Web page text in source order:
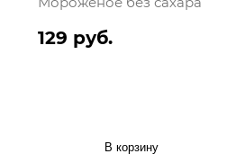
129 руб.
В корзину